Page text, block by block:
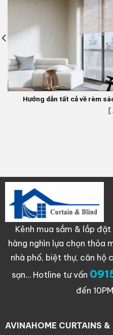
Hướng dẫn tất cả về rèm
Kênh mua sắm & lắp
hàng nghìn lựa chọn thỏa
nhà phố, biệt thự, căn hộ
sạn… Hotline tư vấn
đến
AVINAHOME CURTAINS &